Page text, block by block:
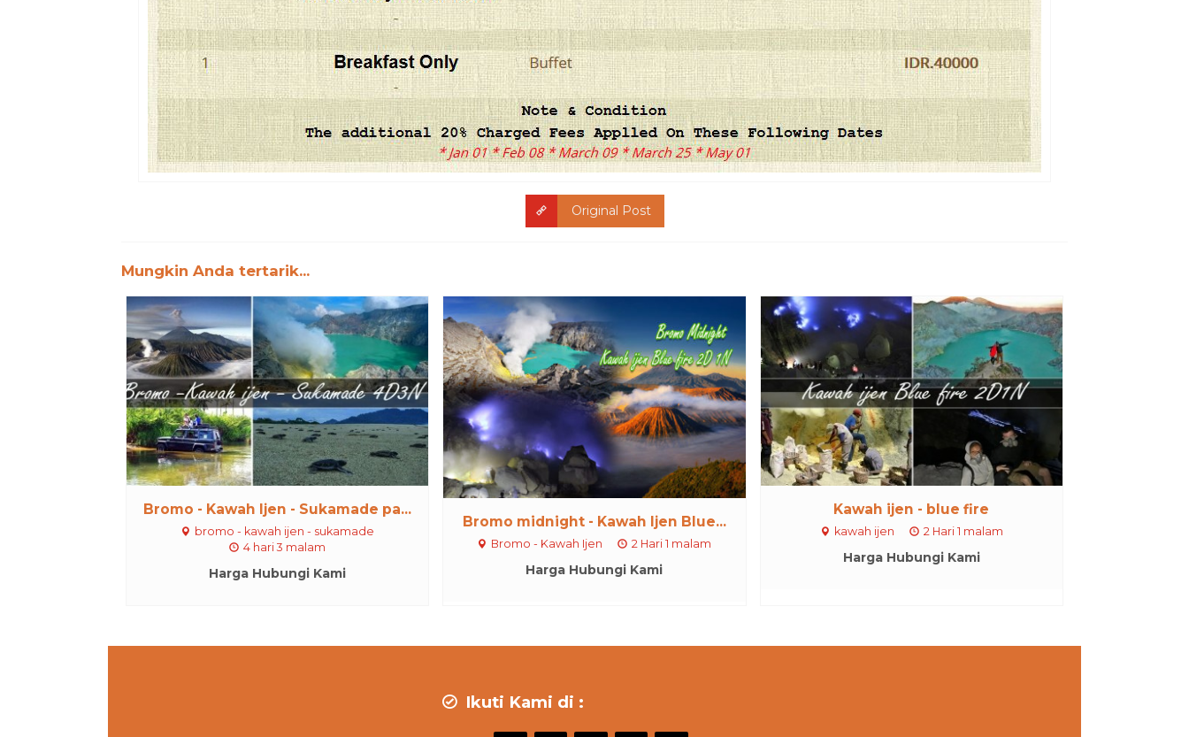
Original Post
Mungkin Anda tertarik...
Bromo - Kawah Ijen - Sukamade pa...
bromo - kawah ijen - sukamade
4 hari 3 malam
Harga Hubungi Kami
Bromo midnight - Kawah Ijen Blue...
Bromo - Kawah Ijen 2 Hari 1 malam
Harga Hubungi Kami
Kawah ijen - blue fire
kawah ijen 2 Hari 1 malam
Harga Hubungi Kami
Ikuti Kami di :